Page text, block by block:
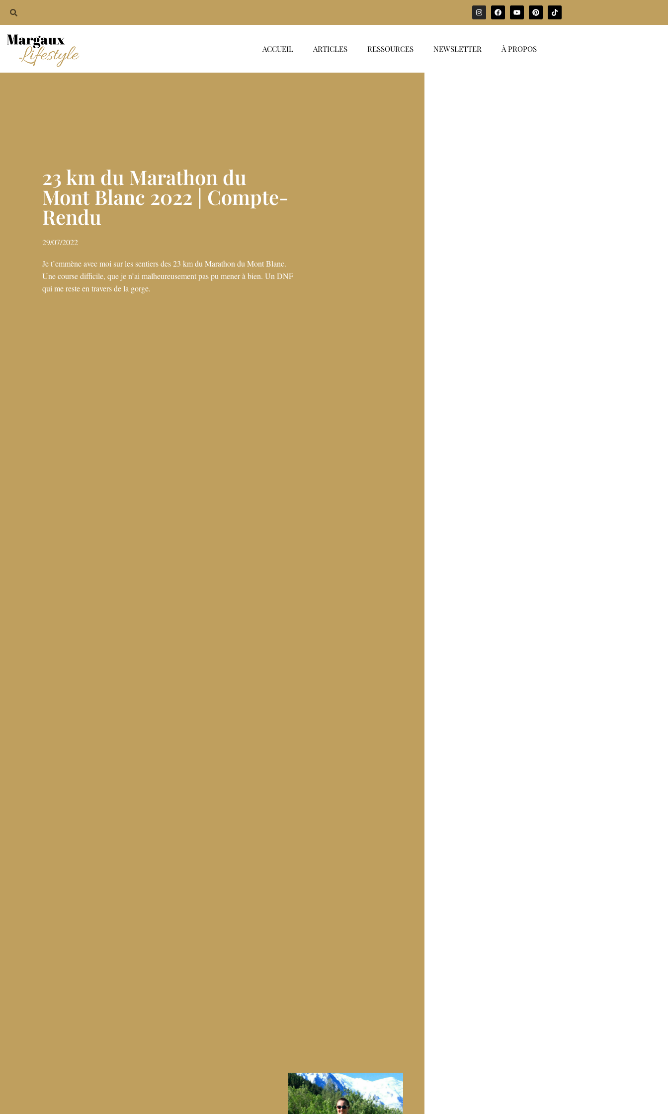
ACCUEIL ARTICLES RESSOURCES NEWSLETTER À PROPOS
23 km du Marathon du
Mont Blanc 2022 | Compte-
Rendu
29/07/2022
Je t’emmène avec moi sur les sentiers des 23 km du Marathon du Mont Blanc.
Une course difficile, que je n’ai malheureusement pas pu mener à bien. Un DNF
qui me reste en travers de la gorge.